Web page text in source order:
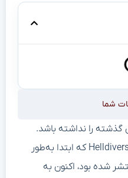
شما
را نداشته باشد.
داده‌های جدید نشان می‌دهد Helldivers 2 که ابتدا به‌طور
برای پلی‌استیشن ۵ منتشر شده بود، اکنون به